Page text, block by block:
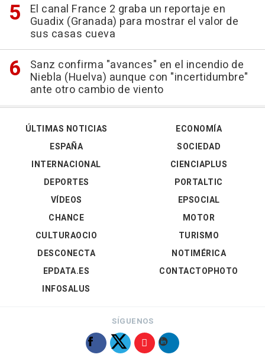
El canal France 2 graba un reportaje en
Guadix (Granada) para mostrar el valor de
sus casas cueva
Sanz confirma "avances" en el incendio de
Niebla (Huelva) aunque con "incertidumbre"
ante otro cambio de viento
ÚLTIMAS NOTICIAS
ESPAÑA
INTERNACIONAL
DEPORTES
VÍDEOS
ECONOMÍA
SOCIEDAD
CIENCIAPLUS
PORTALTIC
EPSOCIAL
CHANCE
CULTURAOCIO
DESCONECTA
EPDATA.ES
INFOSALUS
MOTOR
TURISMO
NOTIMÉRICA
CONTACTOPHOTO
SÍGUENOS